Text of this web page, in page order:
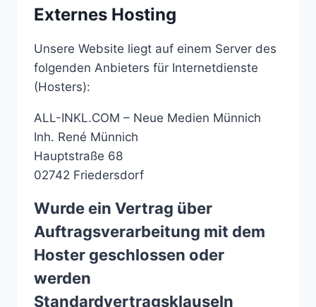
Externes Hosting
Unsere Website liegt auf einem Server des
folgenden Anbieters für Internetdienste
(Hosters):
ALL-INKL.COM – Neue Medien Münnich
Inh. René Münnich
Hauptstraße 68
02742 Friedersdorf
Wurde ein Vertrag über
Auftragsverarbeitung mit dem
Hoster geschlossen oder
werden
Standardvertragsklauseln